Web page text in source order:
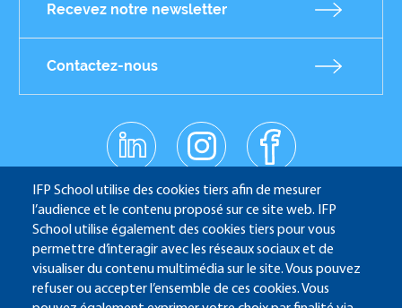
IFP School utilise des cookies tiers afin de mesurer
l’audience et le contenu proposé sur ce site web. IFP
School utilise également des cookies tiers pour vous
permettre d’interagir avec les réseaux sociaux et de
visualiser du contenu multimédia sur le site. Vous pouvez
refuser ou accepter l’ensemble de ces cookies. Vous
Recevez notre newsletter
Contactez-nous
Réseaux
sociaux
linkedin
instagr
am
facebo
ok
youtub
e
IFP School - 232 Avenue Napoléon Bonaparte - 92852
Rueil-Malmaison